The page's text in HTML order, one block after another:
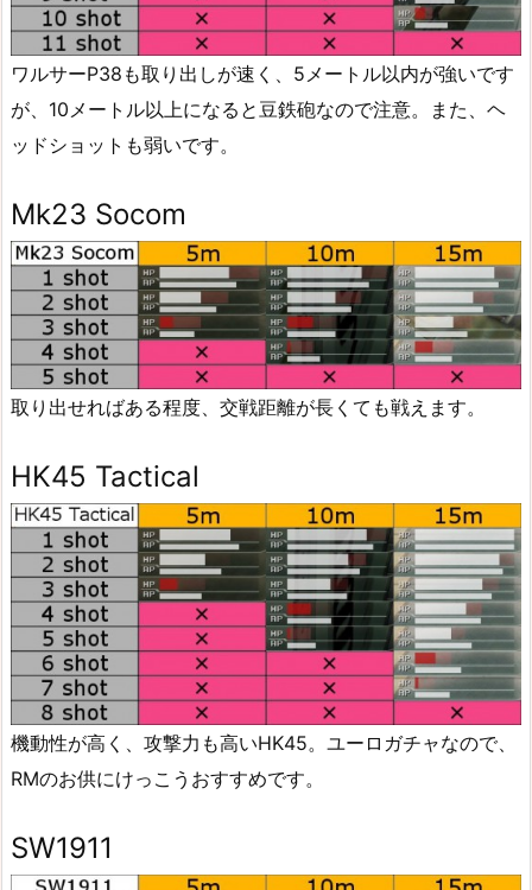
ワルサーP38も取り出しが速く、5メートル以内が強いです
が、10メートル以上になると豆鉄砲なので注意。また、ヘ
ッドショットも弱いです。
Mk23 Socom
取り出せればある程度、交戦距離が長くても戦えます。
HK45 Tactical
機動性が高く、攻撃力も高いHK45。ユーロガチャなので、
RMのお供にけっこうおすすめです。
SW1911